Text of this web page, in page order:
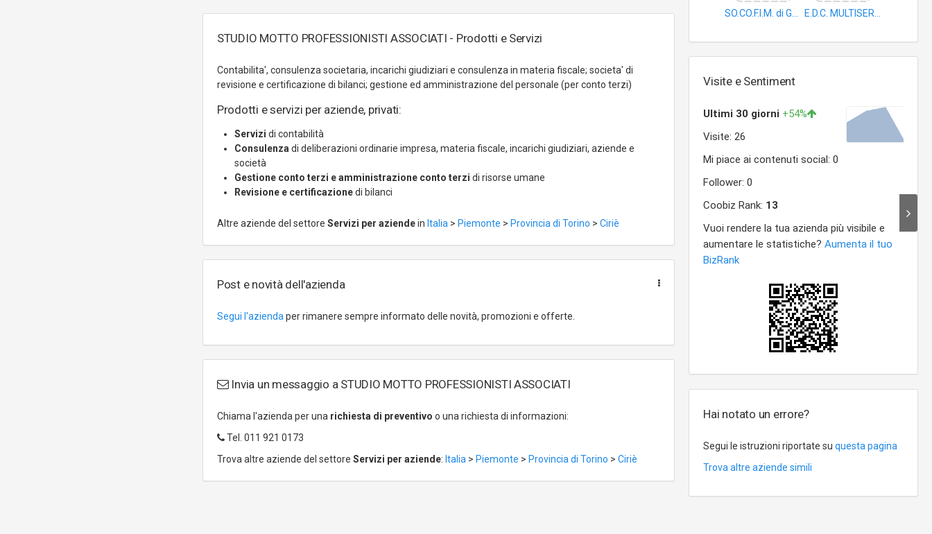
STUDIO MOTTO PROFESSIONISTI ASSOCIATI - Prodotti e Servizi
Contabilita', consulenza societaria, incarichi giudiziari e consulenza in materia fiscale; societa' di
revisione e certificazione di bilanci; gestione ed amministrazione del personale (per conto terzi)
Prodotti e servizi per aziende, privati:
Servizi di contabilità
Consulenza di deliberazioni ordinarie impresa, materia fiscale, incarichi giudiziari, aziende e
società
Gestione conto terzi e amministrazione conto terzi di risorse umane
Revisione e certificazionedi bilanci
Altre aziende del settore Servizi per aziendein Italia > Piemonte > Provincia di Torino > Ciriè
Post e novità dell'azienda
Segui l'azienda per rimanere sempre informato delle novità, promozioni e offerte.
Invia un messaggio a STUDIO MOTTO PROFESSIONISTI ASSOCIATI
Chiama l'azienda per una richiesta di preventivo o una richiesta di informazioni:
Tel. 011 921 0173
Trova altre aziende del settore Servizi per aziende: Italia > Piemonte > Provincia di Torino > Ciriè
Visite e Sentiment
Hai notato un errore?
Segui le istruzioni riportate suquesta pagina
Trova altre aziende simili